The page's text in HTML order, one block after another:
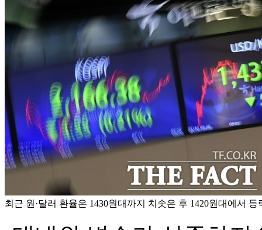
최근 원·달러 환율은 1430원대까지 치솟은 후 1420원대에서